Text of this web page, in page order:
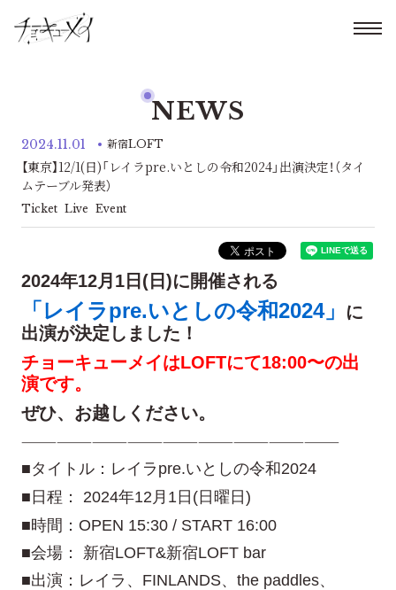
NEWS
2024.11.01 新宿LOFT
【東京】12/1(日)「レイラpre.いとしの令和2024」出演決定！（タイ
ムテーブル発表）
Ticket Live Event
2024年12月1日(日)に開催される
「レイラpre.いとしの令和2024」
に
出演が決定しました！
チョーキューメイはLOFTにて18:00〜の出
演です。
ぜひ、お越しください。
———————————————————————————
■タイトル：レイラpre.いとしの令和2024
■日程： 2024年12月1日(日曜日)
■時間：OPEN 15:30 / START 16:00
■会場： 新宿LOFT&新宿LOFT bar
■出演：レイラ、FINLANDS、the paddles、